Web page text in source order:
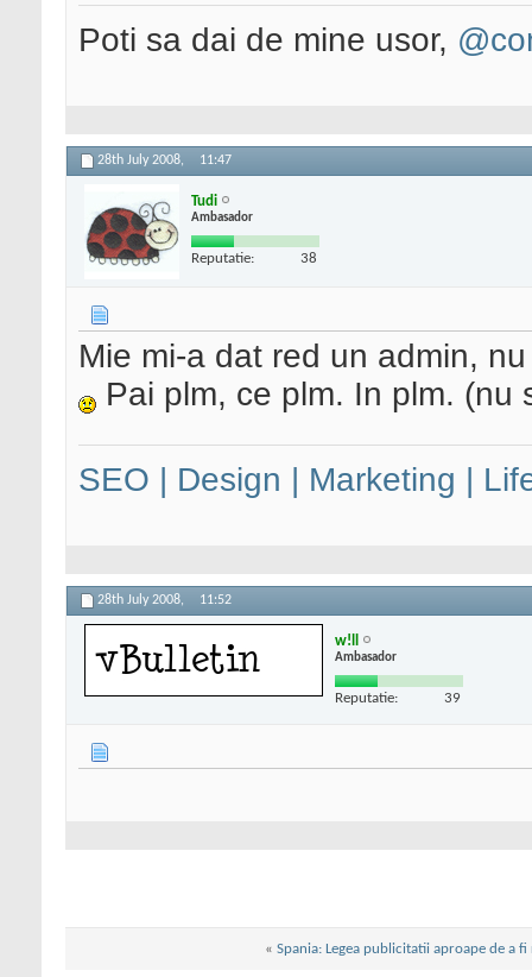
Poti sa dai de mine usor,
28th July 2008, 11:47
Tudi
Ambasador
Reputatie: 38
Mie mi-a dat red un admin,
Pai plm, ce plm. In plm.
SEO | Design | Marketing |
28th July 2008, 11:52
w!ll
Ambasador
Reputatie: 39
« Spania: Legea publicitatii aproape de a